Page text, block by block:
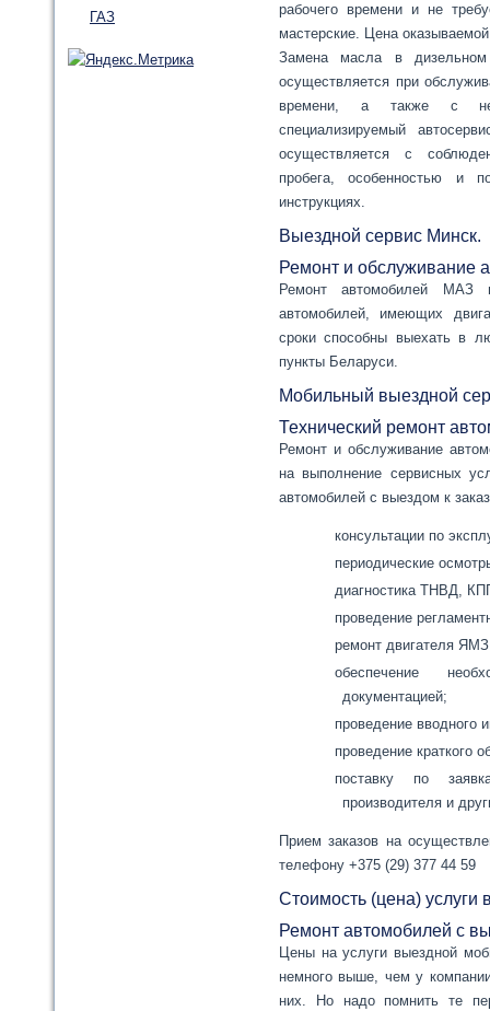
ГАЗ
рабочего времени и не
мастерские. Цена
Замена масла в дизельном
осуществляется при
времени, а также с
специализируемый
осуществляется с
пробега, особенностью и
инструкциях.
Выездной сервис Минск.
Ремонт и обслуживание
Ремонт автомобилей МАЗ
автомобилей, имеющих
сроки способны выехать в
пункты Беларуси.
Мобильный выездной
Технический ремонт
Ремонт и обслуживание
на выполнение сервисных
автомобилей с выездом к
консультации по
периодические
диагностика ТНВД,
проведение
ремонт двигателя
обеспечение
документацией;
проведение вводного
проведение краткого
поставку по
производителя и
Прием заказов на
телефону +375 (29) 377 44 59
Стоимость (цена) услуги
Ремонт автомобилей с
Цены на услуги выездной
немного выше, чем у
них. Но надо помнить те